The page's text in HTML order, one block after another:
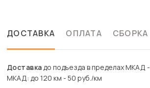
ДОСТАВКА ОПЛАТА СБОРКА
Доставкадо подъезда в пределах МКАД -
МКАД: до 120 км - 50 руб./км